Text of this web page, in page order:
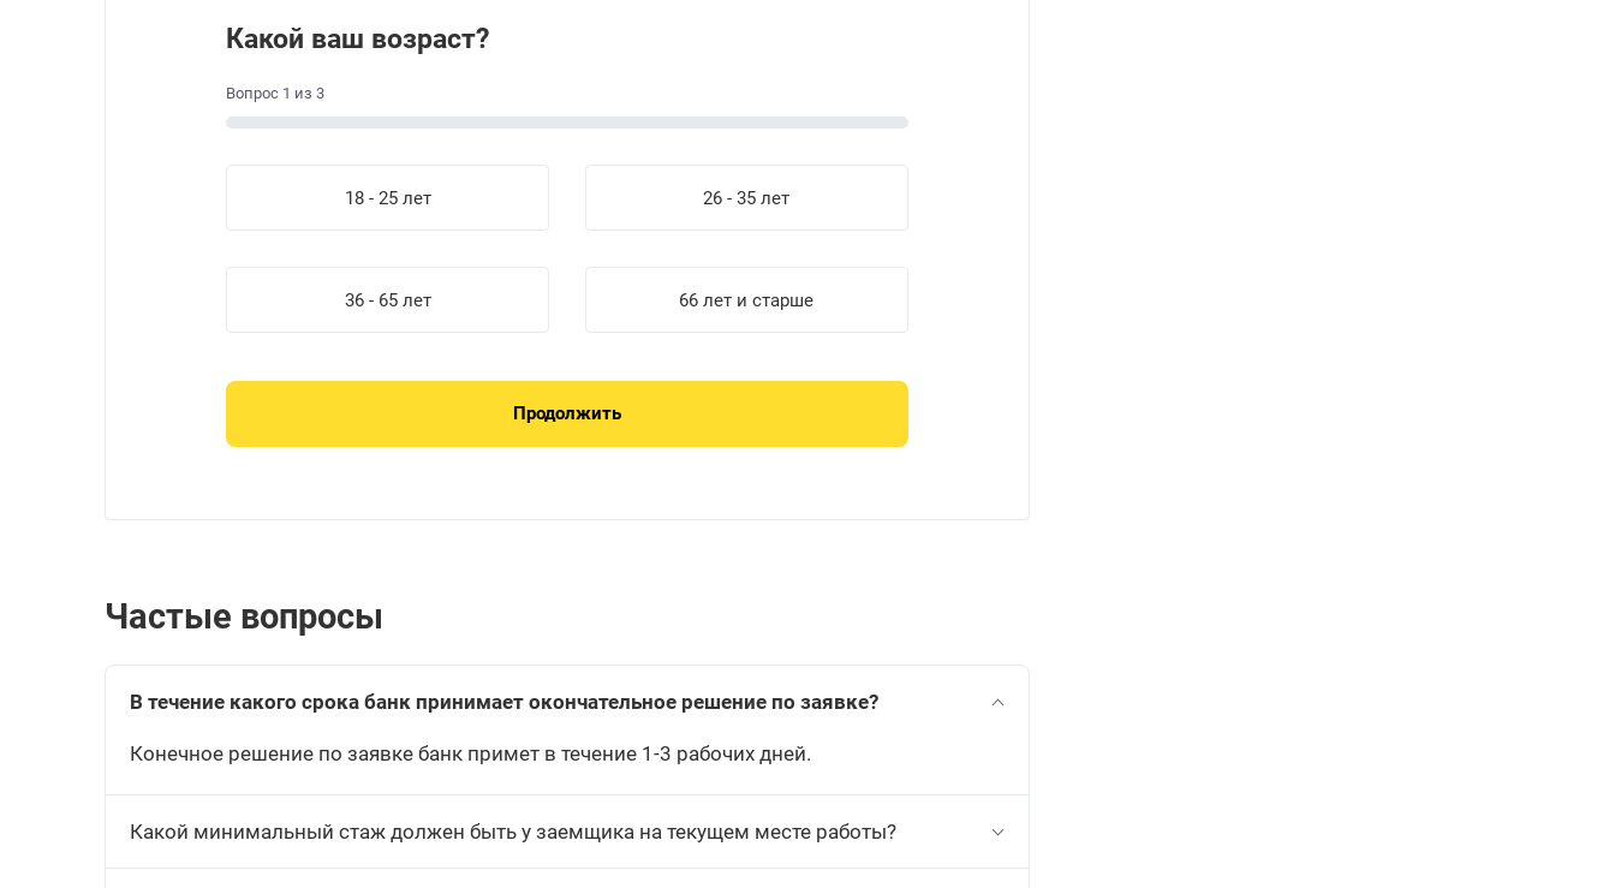
Какой ваш возраст?
Вопрос 1 из 3
18 - 25 лет 26 - 35 лет
36 - 65 лет 66 лет и старше
Продолжить
Частые вопросы
В течение какого срока банк принимает окончательное решение по заявке?
Конечное решение по заявке банк примет в течение 1-3 рабочих дней.
Какой минимальный стаж должен быть у заемщика на текущем месте работы?